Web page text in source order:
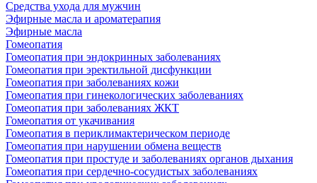
Средства ухода для мужчин
Эфирные масла и ароматерапия
Эфирные масла
Гомеопатия
Гомеопатия при эндокринных заболеваниях
Гомеопатия при эректильной дисфункции
Гомеопатия при заболеваниях кожи
Гомеопатия при гинекологических заболеваниях
Гомеопатия при заболеваниях ЖКТ
Гомеопатия от укачивания
Гомеопатия в периклимактерическом периоде
Гомеопатия при нарушении обмена веществ
Гомеопатия при простуде и заболеваниях органов дыхания
Гомеопатия при сердечно-сосудистых заболеваниях